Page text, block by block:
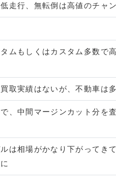
走行、無転倒は高値のチャ
ムもしくはカスタム多数で
取実績はないが、不動車は
、中間マージンカット分を
は相場がかなり下がってき